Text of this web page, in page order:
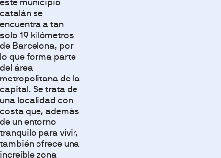
este municipio
catalán se
encuentra a tan
solo 19 kilómetros
de Barcelona, por
lo que forma parte
del área
metropolitana de la
capital. Se trata de
una localidad con
costa que, además
de un entorno
tranquilo para vivir,
también ofrece una
increíble zona